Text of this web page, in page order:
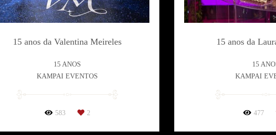
15 anos da Valentina Meireles
15 ANOS
KAMPAI EVENTOS
583 2
15 anos da
15
KAMPAI
477